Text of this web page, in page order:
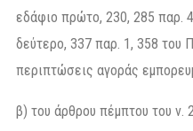
εδάφιο πρώτο, 230, 285 παρ.
δεύτερο, 337 παρ. 1, 358 του
περιπτώσεις αγοράς
β) του άρθρου πέμπτου του ν.